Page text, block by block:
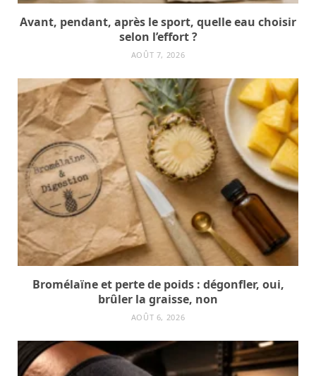
Avant, pendant, après le sport, quelle eau choisir
selon l’effort ?
AOÛT 7, 2026
Bromélaïne et perte de poids : dégonfler, oui,
brûler la graisse, non
AOÛT 6, 2026